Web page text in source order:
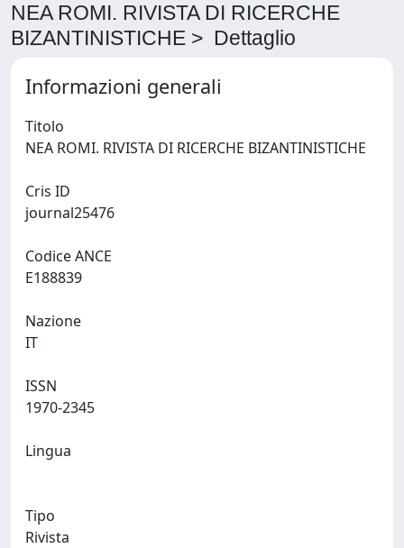
NEA ROMI. RIVISTA DI RICERCHE
BIZANTINISTICHE > Dettaglio
Informazioni generali
Titolo
Cris ID
Codice ANCE
Nazione
ISSN
Lingua
Tipo
Rivista